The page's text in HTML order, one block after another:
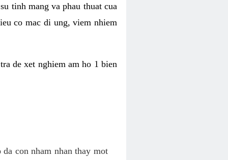
tinh mang va phau thuat cua
co mac di ung, viem nhiem
de xet nghiem am ho 1 bien
con nham nhan thay mot